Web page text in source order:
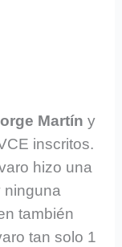
Martíny
inscritos.
hizo una
ninguna
también
tan solo 1